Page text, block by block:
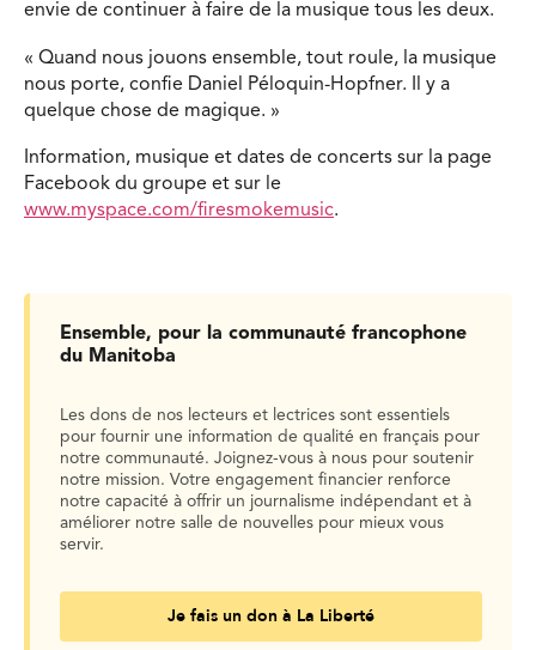
envie de continuer à faire de la musique tous les deux.
« Quand nous jouons ensemble, tout roule, la musique
nous porte, confie Daniel Péloquin-Hopfner. Il y a
quelque chose de magique. »
Information, musique et dates de concerts sur la page
Facebook du groupe et sur le
www.myspace.com/firesmokemusic.
Ensemble, pour la communauté francophone
du Manitoba
Les dons de nos lecteurs et lectrices sont essentiels
pour fournir une information de qualité en français pour
notre communauté. Joignez-vous à nous pour soutenir
notre mission. Votre engagement financier renforce
notre capacité à offrir un journalisme indépendant et à
améliorer notre salle de nouvelles pour mieux vous
servir.
Je fais un don à La Liberté